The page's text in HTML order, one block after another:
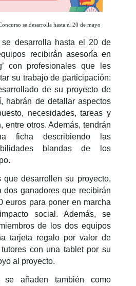
se desarrolla hasta el 20 de mayo
desarrolla hasta el 20 de
recibirán asesoría en
con profesionales que les
su trabajo de participación:
de su proyecto de
habrán de detallar aspectos
necesidades, tareas y
entre otros. Además, tendrán
ficha describiendo las
blandas de los
desarrollen su proyecto,
dos ganadores que recibirán
euros para poner en marcha
social. Además, se
de los dos equipos
tarjeta regalo por valor de
con una tablet por su
al proyecto.
se añaden también como